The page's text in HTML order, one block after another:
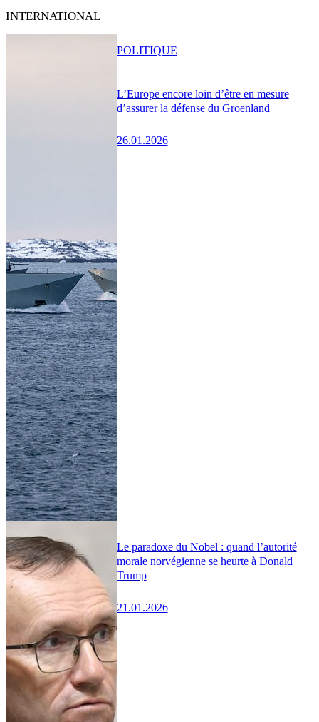
INTERNATIONAL
L’Europe encore loin d’être en mesure
d’assurer la défense du Groenland
26.01.2026
POLITIQUE
Le paradoxe du Nobel : quand l’autorité
morale norvégienne se heurte à Donald
Trump
21.01.2026